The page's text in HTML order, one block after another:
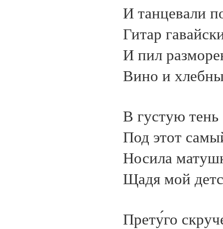
И танцевали
Гитар
И пил
Вино и
В густую тень
Под этот
Носила
Щадя мой
Прету́го